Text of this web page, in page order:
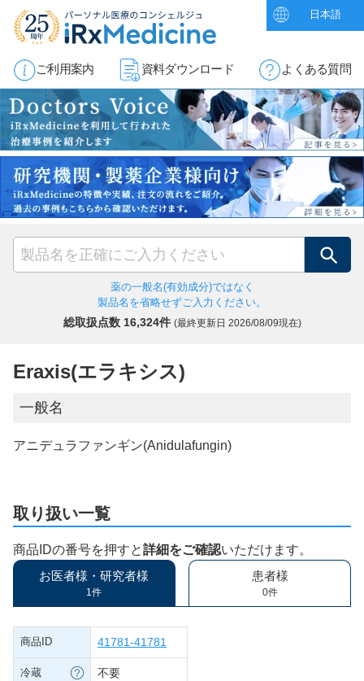
日本語
ご利用案内 資料ダウンロード よくある質問
検索
薬の一般名(有効成分)ではなく
製品名を省略せずご入力ください。
総取扱点数 16,324件 (最終更新日 2026/08/09現在)
Eraxis(エラキシス)
一般名
アニデュラファンギン(Anidulafungin)
取り扱い一覧
商品IDの番号を押すと詳細をご確認いただけます。
お医者様・研究者様
1件
患者様
0件
商品ID 41781-41781
冷蔵 不要